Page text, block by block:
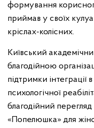
формування
приймав у своїх
кріслах-колісних.
Київський
благодійною
підтримки
психологічної
благодійний
«Попелюшка» для